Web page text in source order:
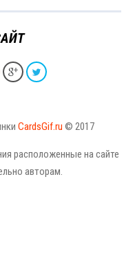
CardsGif.ru © 2017
расположенные на сайте
авторам.